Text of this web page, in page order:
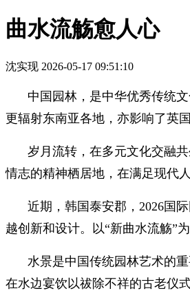
曲水流觞愈人心
沈实现 2026-05-17 09:51:10
中国园林，是中华优秀传统
更辐射东南亚各地，亦影响了英
岁月流转，在多元文化交融
情志的精神栖居地，在满足现代
近期，韩国泰安郡，2026国
越创新和设计。以“新曲水流觞”
水景是中国传统园林艺术的
在水边宴饮以祓除不祥的古老仪